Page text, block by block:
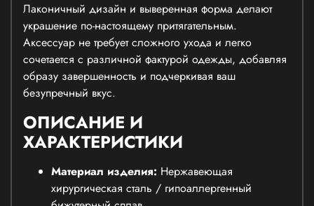
Лаконичный дизайн и выверенная форма делают
украшение по-настоящему притягательным.
Аксессуар не требует сложного ухода и легко
сочетается с различной фактурой одежды, добавляя
образу завершенность и подчеркивая ваш
безупречный вкус.
ОПИСАНИЕ И
ХАРАКТЕРИСТИКИ
Материал изделия: Нержавеющая
хирургическая сталь / гипоаллергенный